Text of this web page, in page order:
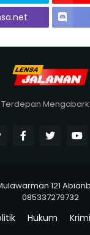
Terdepan
121
085337279732
Hukum